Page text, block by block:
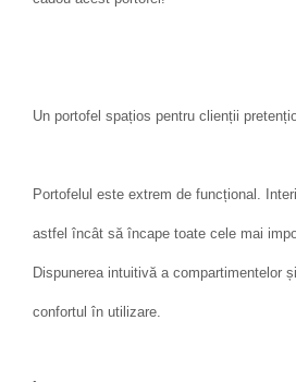
Un portofel spațios pentru clienții
Portofelul este extrem de funcțional.
astfel încât să încape toate cele mai
Dispunerea intuitivă a compartimentelor
confortul în utilizare.